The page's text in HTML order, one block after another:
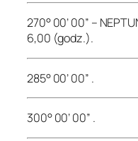
270° 00’ 00” –
6,00 (godz.).
285° 00’ 00” .
300° 00’ 00” .